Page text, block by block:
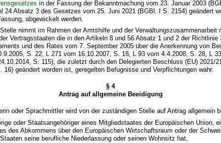
in der Fassung der Bekanntmachung vom 23. Januar 2003
24 Absatz 3 des Gesetzes vom 25. Juni 2021 (BGBl. I S. 2154) geändert
abgewickelt werden.
nimmt im Rahmen der Amtshilfe und der Verwaltungszusammenarbeit
Vertragsstaaten die in den Artikeln 8 und 56 Absatz 1 und 2 der Richtlinie
und des Rates vom 7. September 2005 über die Anerkennung von
S. 22, L 271 vom 16.10.2007, S. 18, L 93 vom 4.4.2008, S. 28, L
S. 115), die zuletzt durch den Delegierten Beschluss (EU) 2021/
16) geändert worden ist, geregelten Befugnisse und Verpflichtungen wahr.
§ 4
Antrag auf allgemeine Beeidigung
oder Sprachmittler wird von der zuständigen Stelle auf Antrag allgemein
oder Staatsangehöriger eines Mitgliedstaates der Europäischen Union,
des Abkommens über den Europäischen Wirtschaftsraum oder der
seine berufliche Niederlassung oder seinen Wohnsitz hat,